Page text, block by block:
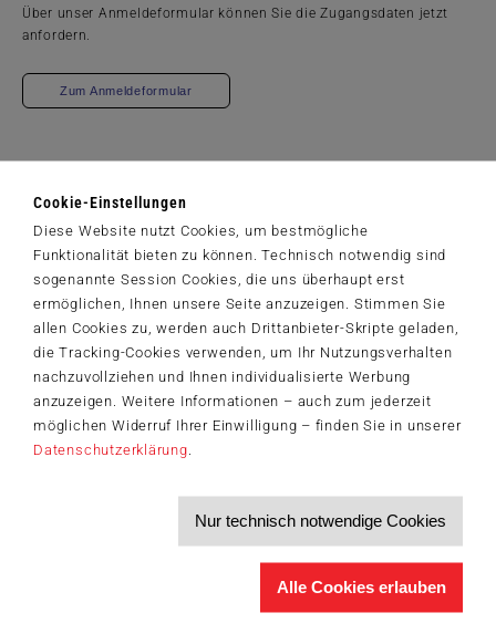
Cookie-Einstellungen
Diese Website nutzt Cookies, um bestmögliche
Funktionalität bieten zu können. Technisch notwendig sind
sogenannte Session Cookies, die uns überhaupt erst
ermöglichen, Ihnen unsere Seite anzuzeigen. Stimmen Sie
allen Cookies zu, werden auch Drittanbieter-Skripte geladen,
die Tracking-Cookies verwenden, um Ihr Nutzungsverhalten
nachzuvollziehen und Ihnen individualisierte Werbung
anzuzeigen. Weitere Informationen – auch zum jederzeit
möglichen Widerruf Ihrer Einwilligung – finden Sie in unserer
Datenschutzerklärung.
Nur technisch notwendige Cookies
Alle Cookies erlauben
Über unser Anmeldeformular können Sie die Zugangsdaten jetzt
anfordern.
Zum Anmeldeformular
bitte
das Login-Formular, um sich anzumelden.
Zum Login
Der Schmidt-Spiele-Newsletter
Jetzt anmelden und 5€ Willkommensrabatt sichern
Bleiben Sie auf dem Laufenden zu Neuheiten, Trends und aktuellen
Service-Informationen, z.B. zur Ersatzteilversorgung